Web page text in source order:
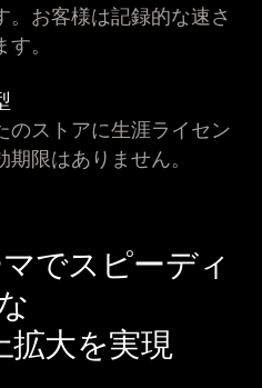
。お客様は記録的な速さ
。
のストアに生涯ライセン
限はありません。
でスピーディ
拡大を実現